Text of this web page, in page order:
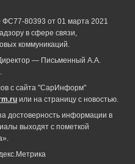
80393 от 01 марта 2021
в сфере связи,
коммуникаций.
— Письменный А.А.
с сайта "СарИнформ"
или на страницу с новостью.
достоверность информации в
выходят с пометкой